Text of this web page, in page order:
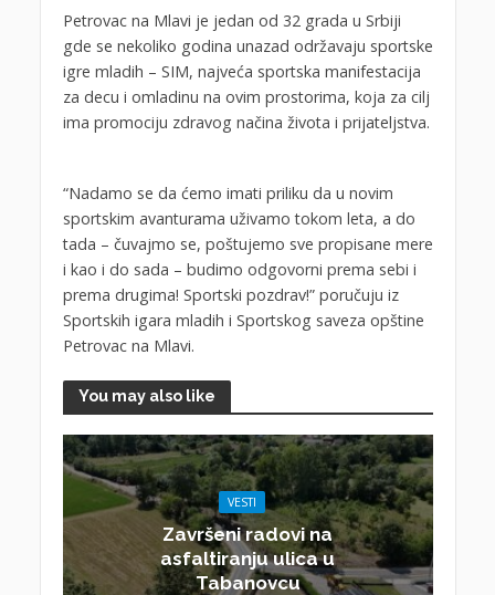
Petrovac na Mlavi je jedan od 32 grada u Srbiji
gde se nekoliko godina unazad održavaju sportske
igre mladih – SIM, najveća sportska manifestacija
za decu i omladinu na ovim prostorima, koja za cilj
ima promociju zdravog načina života i prijateljstva.
“Nadamo se da ćemo imati priliku da u novim
sportskim avanturama uživamo tokom leta, a do
tada – čuvajmo se, poštujemo sve propisane mere
i kao i do sada – budimo odgovorni prema sebi i
prema drugima! Sportski pozdrav!” poručuju iz
Sportskih igara mladih i Sportskog saveza opštine
Petrovac na Mlavi.
You may also like
VESTI
Završeni radovi na
asfaltiranju ulica u
Tabanovcu